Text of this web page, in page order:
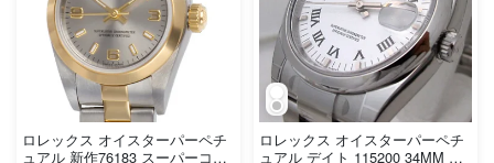
ロレックス オイスターパーペチ
ュアル 新作76183 スーパーコピ
ロレックス オイスターパーペチ
ュアル デイト 115200 34MM 時